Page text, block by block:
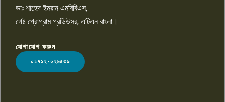
LOGO
ডাঃ শাহেদ ইমরান এমবিবিএস,
গেষ্ট প্রোগ্রাম প্রডিউসর, এটিএন বাংলা।
যোগাযোগ করুন
০১৭১২-০২৬৫৩৯